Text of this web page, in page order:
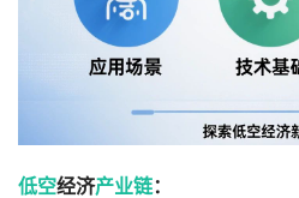
低空经济产业链：